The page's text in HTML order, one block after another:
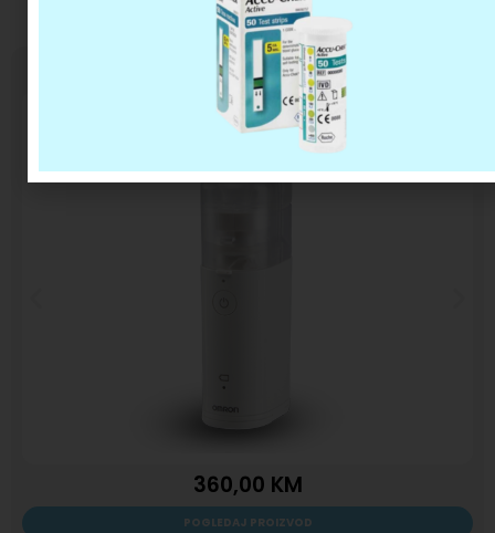
OMRON U100 – ultrazvučni inhalator
360,00 KM
POGLEDAJ PROIZVOD